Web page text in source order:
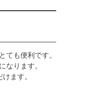
ても便利です。
なります。
ます。